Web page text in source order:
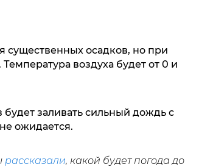
существенных осадков, но при
воздуха будет от 0 и
заливать сильный дождь с
ожидается.
рассказали, какой будет погода до